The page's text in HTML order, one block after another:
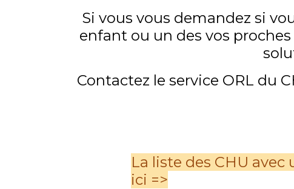
Si vous vous demandez si
enfant ou un des vos
Contactez le service ORL du
La liste des CHU
ici =>